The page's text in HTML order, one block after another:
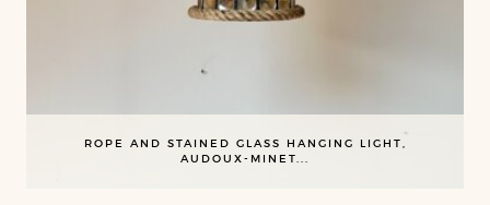
ROPE AND STAINED GLASS HANGING LIGHT,
AUDOUX-MINET...